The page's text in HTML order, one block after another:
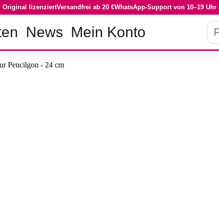
Original lizenziertVersandfrei ab 20 €WhatsApp-Support von 10–19 Uhr
News Mein Konto